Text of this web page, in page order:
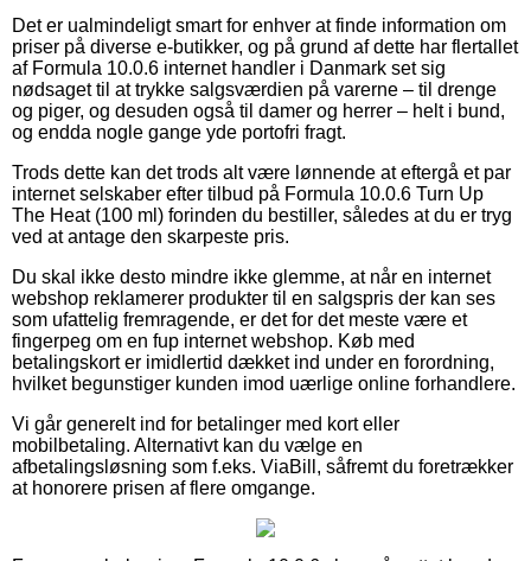
Det er ualmindeligt smart for enhver at finde information om
priser på diverse e-butikker, og på grund af dette har flertallet
af Formula 10.0.6 internet handler i Danmark set sig
nødsaget til at trykke salgsværdien på varerne – til drenge
og piger, og desuden også til damer og herrer – helt i bund,
og endda nogle gange yde portofri fragt.
Trods dette kan det trods alt være lønnende at eftergå et par
internet selskaber efter tilbud på Formula 10.0.6 Turn Up
The Heat (100 ml) forinden du bestiller, således at du er tryg
ved at antage den skarpeste pris.
Du skal ikke desto mindre ikke glemme, at når en internet
webshop reklamerer produkter til en salgspris der kan ses
som ufattelig fremragende, er det for det meste være et
fingerpeg om en fup internet webshop. Køb med
betalingskort er imidlertid dækket ind under en forordning,
hvilket begunstiger kunden imod uærlige online forhandlere.
Vi går generelt ind for betalinger med kort eller
mobilbetaling. Alternativt kan du vælge en
afbetalingsløsning som f.eks. ViaBill, såfremt du foretrækker
at honorere prisen af flere omgange.